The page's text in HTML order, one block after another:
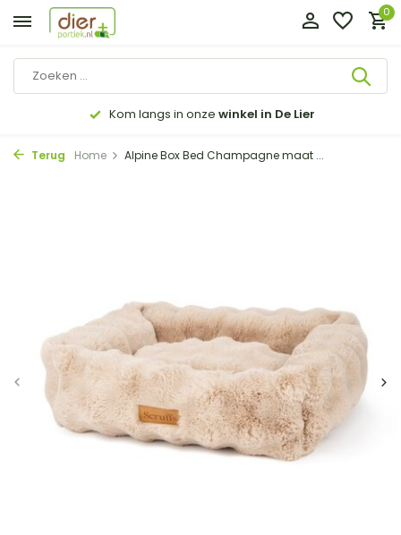
0
Kom langs in onze winkel in De Lier
Terug Home Alpine Box Bed Champagne maat ...